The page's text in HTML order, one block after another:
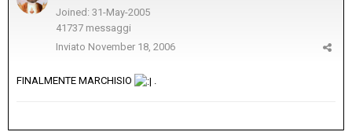
Joined: 31-May-2005
41737 messaggi
Inviato November 18, 2006
FINALMENTE MARCHISIO .